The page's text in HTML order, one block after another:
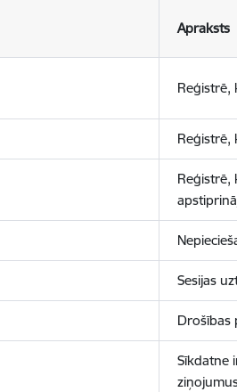
Apraksts
Reģistrē,
Reģistrē,
Reģistrē,
Sesijas
Drošības
Sīkdatne